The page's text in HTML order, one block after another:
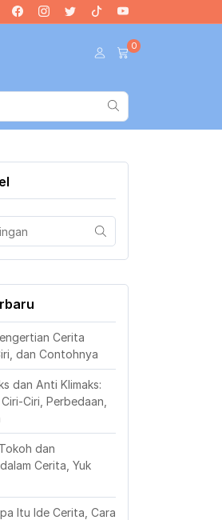
0
Cerita
dan Contohnya
dan Anti Klimaks:
Ciri, Perbedaan,
dan
Cerita, Yuk
Itu Ide Cerita, Cara